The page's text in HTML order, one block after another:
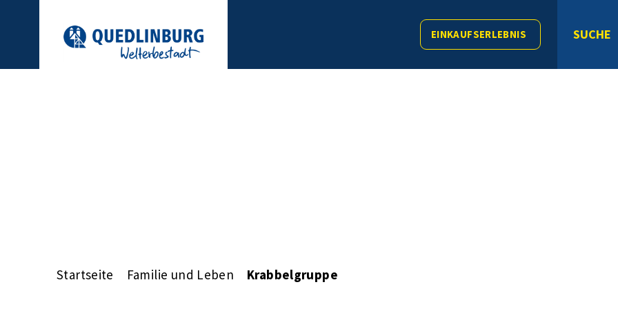
EINKAUFSERLEBNIS SUCHE
Startseite Familie und Leben Krabbelgruppe